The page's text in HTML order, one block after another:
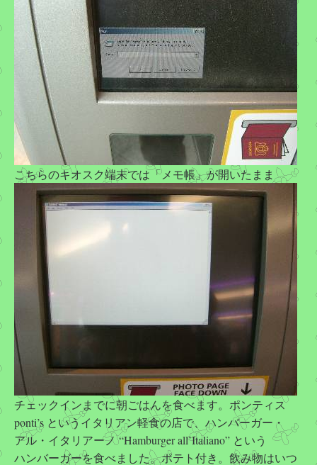
こちらのキオスク端末では「メモ帳」が開いたまま
チェックインまでに朝ごはんを食べます。ポンティス
ponti’s というイタリアン軽食の店で、ハンバーガー・
アル・イタリアーノ “Hamburger all’Italiano” という
ハンバーガーを食べました。ポテト付き。飲み物はいつ